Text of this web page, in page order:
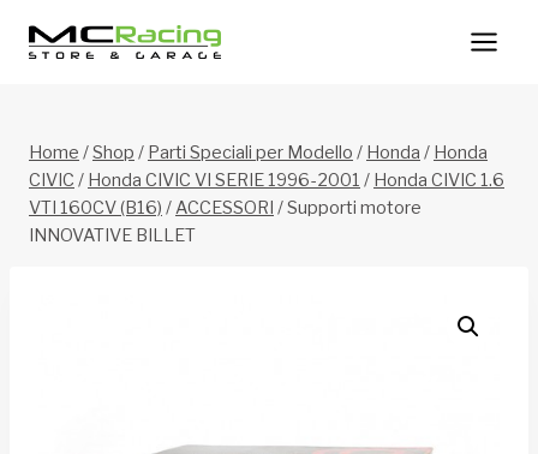
Home /Shop / Parti Speciali per Modello / Honda / Honda
CIVIC / Honda CIVIC VI SERIE 1996-2001 / Honda CIVIC 1.6
VTI 160CV (B16) /ACCESSORI /Supporti motore
INNOVATIVE BILLET